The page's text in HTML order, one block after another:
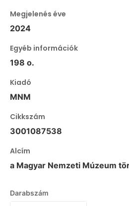
Megjelenés éve
2024
Egyéb információk
198 o.
Kiadó
MNM
Cikkszám
3001087538
Alcím
a Magyar Nemzeti Múzeum
Darabszám